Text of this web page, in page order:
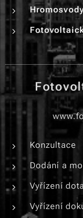
Konzultace
Dodání a
Vyřízení
Vyřízení